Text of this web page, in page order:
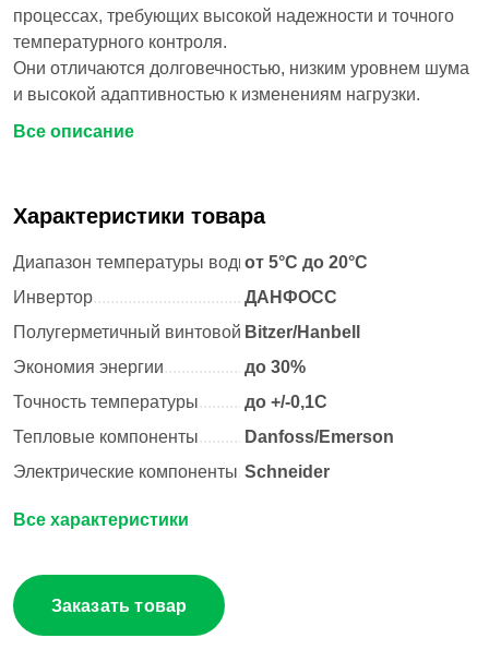
процессах, требующих высокой надежности и точного
температурного контроля.
Они отличаются долговечностью, низким уровнем шума
и высокой адаптивностью к изменениям нагрузки.
Все описание
Характеристики товара
Диапазон температуры воды... ....... ...... ..........
от 5°С до 20°С
Инвертор.................................. ....... .
ДАНФОСС
Полугерметичный винтовой компрессор...
Bitzer/Hanbell
Экономия энергии................. ...... .........
до 30%
Точность температуры......... ...... ..............
до +/-0,1C
Тепловые компоненты......... ...............................
Danfoss/Emerson
Электрические компоненты ....................
Schneider
Все характеристики
Заказать товар